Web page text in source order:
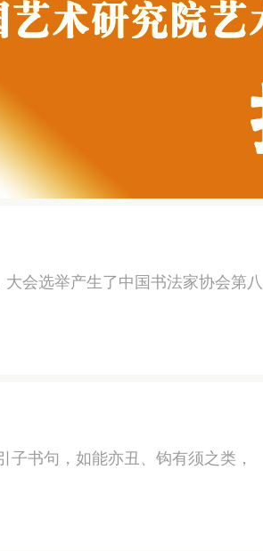
会选举产生了中国书法家协会第八
书句，如能亦丑、钩有须之类，